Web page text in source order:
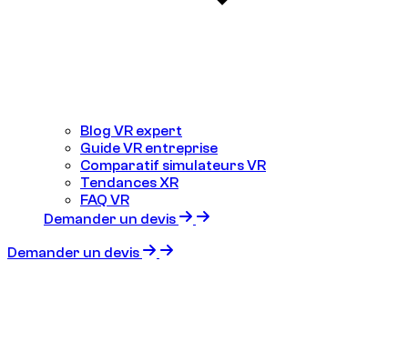
Blog VR expert
Guide VR entreprise
Comparatif simulateurs VR
Tendances XR
FAQ VR
Demander un devis
Demander un devis